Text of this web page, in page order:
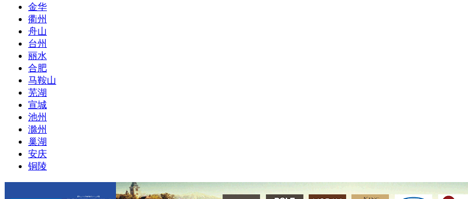
金华
衢州
舟山
台州
丽水
合肥
马鞍山
芜湖
宣城
池州
滁州
巢湖
安庆
铜陵